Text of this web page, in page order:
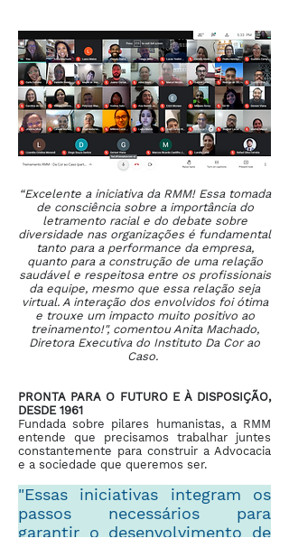
“Excelente a iniciativa da RMM! Essa tomada
de consciência sobre a importância do
letramento racial e do debate sobre
diversidade nas organizações é fundamental
tanto para a performance da empresa,
quanto para a construção de uma relação
saudável e respeitosa entre os profissionais
da equipe, mesmo que essa relação seja
virtual. A interação dos envolvidos foi ótima
e trouxe um impacto muito positivo ao
treinamento!", comentou Anita Machado,
Diretora Executiva do Instituto Da Cor ao
Caso.
PRONTA PARA O FUTURO E À DISPOSIÇÃO,
DESDE 1961
Fundada sobre pilares humanistas, a RMM
entende que precisamos trabalhar juntes
constantemente para construir a Advocacia
e a sociedade que queremos ser.
"Essas iniciativas integram os
passos necessários para
garantir o desenvolvimento de